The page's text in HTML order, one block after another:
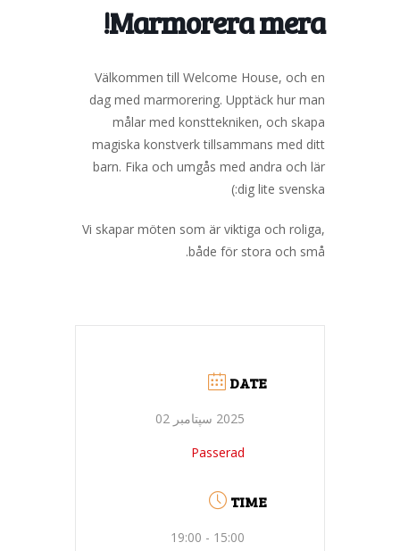
Marmorera mera!
Välkommen till Welcome House, och en
dag med marmorering. Upptäck hur man
målar med konsttekniken, och skapa
magiska konstverk tillsammans med ditt
barn. Fika och umgås med andra och lär
dig lite svenska:)
Vi skapar möten som är viktiga och roliga,
både för stora och små.
DATE
2025 سپتامبر 02
Passerad
TIME
15:00 - 19:00